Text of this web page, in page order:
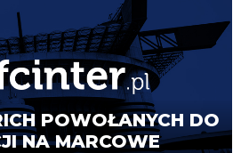
POWOŁANYCH DO
NA MARCOWE